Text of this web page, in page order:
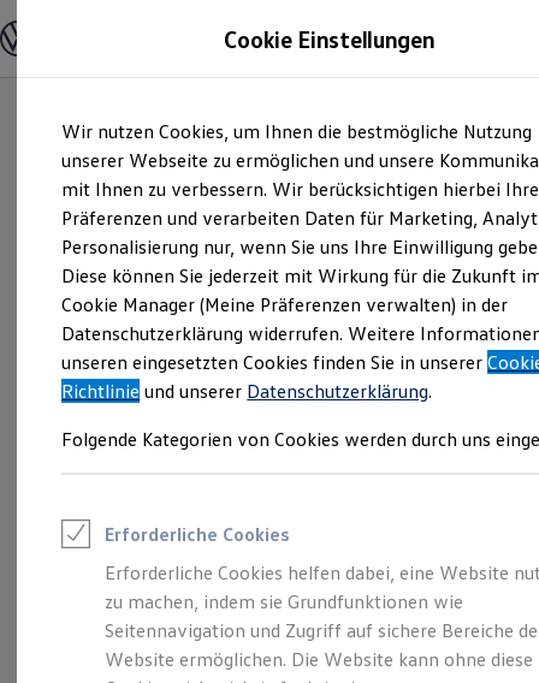
Hauptinhalt
springen
Footer
springen
Modelle und Konfigurator
Modelle vergleichen
Elektroautos
ENERGY Sondermodelle
Nutzfahrzeuge
SUV und CUV
Familienautos
Kombis
Kompaktwagen
Sportwagen
Schnell verfügbare Fahrzeuge
Angebote und Produkte
Aktuelle Angebote
E-Auto-Förderung
Volkswagen Marktplatz
Junge Gebrauchtwagen und Gebrauchtwagen
Saisonangebote
Leasing
Leasing-Angebote
Gebrauchtwagen Leasing
Junge Gebrauchtwagen-Leasing
Elektroauto Leasing
Der T-Roc
Cookie Einstellungen
Wir nutzen Cookies, um Ihnen die bestmögliche Nutzung
unserer Webseite zu ermöglichen und unsere
mit Ihnen zu verbessern. Wir berücksichtigen hierbei Ihre
Präferenzen und verarbeiten Daten für Marketing,
Personalisierung nur, wenn Sie uns Ihre Einwilligung
Diese können Sie jederzeit mit Wirkung für die Zukunft
Cookie Manager (Meine Präferenzen verwalten) in der
Datenschutzerklärung widerrufen. Weitere
unseren eingesetzten Cookies finden Sie in unserer
Richtlinie und unserer Datenschutzerklärung.
Folgende Kategorien von Cookies werden durch uns
Erforderliche Cookies
Erforderliche Cookies helfen dabei, eine Website
zu machen, indem sie Grundfunktionen wie
Seitennavigation und Zugriff auf sichere Bereiche
Website ermöglichen. Die Website kann ohne diese